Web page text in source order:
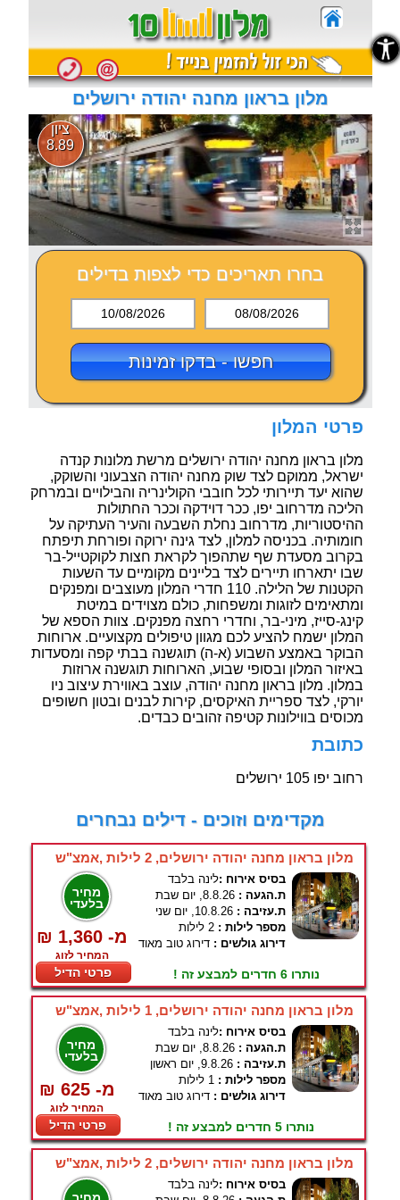
מלון בראון מחנה יהודה ירושלים
ציון
8.89
בחרו תאריכים כדי לצפות בדילים
10/08/2026 08/08/2026
חפשו - בדקו זמינות
פרטי המלון
מלון בראון מחנה יהודה ירושלים מרשת מלונות קנדה
ישראל, ממוקם לצד שוק מחנה יהודה הצבעוני והשוקק,
שהוא יעד תיירותי לכל חובבי הקולינריה והבילויים ובמרחק
הליכה מדרחוב יפו, ככר דוידקה וככר החתולות
ההיסטוריות, מדרחוב נחלת השבעה והעיר העתיקה על
חומותיה. בכניסה למלון, לצד גינה ירוקה ופורחת תיפתח
בקרוב מסעדת שף שתהפוך לקראת חצות לקוקטייל-בר
שבו יתארחו תיירים לצד בליינים מקומיים עד השעות
הקטנות של הלילה. 110 חדרי המלון מעוצבים ומפנקים
ומתאימים לזוגות ומשפחות, כולם מצוידים במיטת
קינג-סייז, מיני-בר, וחדרי רחצה מפנקים. צוות הספא של
המלון ישמח להציע לכם מגוון טיפולים מקצועיים. ארוחות
הבוקר באמצע השבוע (א-ה) תוגשנה בבתי קפה ומסעדות
באיזור המלון ובסופי שבוע, הארוחות תוגשנה ארוזות
במלון. מלון בראון מחנה יהודה, עוצב באווירת עיצוב ניו
יורקי, לצד ספריית האיקסים, קירות לבנים ובטון חשופים
מכוסים בווילונות קטיפה זהובים כבדים.
כתובת
רחוב יפו 105 ירושלים
מקדימים וזוכים - דילים נבחרים
מלון בראון מחנה יהודה ירושלים, 2 לילות ,אמצ"ש
מחיר
בלעדי
₪ 1,360 -מ
המחיר לזוג
פרטי הדיל
בסיס אירוח :לינה בלבד
ת.הגעה : 8.8.26, יום שבת
ת.עזיבה : 10.8.26, יום שני
מספר לילות : 2 לילות
דירוג גולשים : דירוג טוב מאוד
נותרו 6 חדרים למבצע זה !
מלון בראון מחנה יהודה ירושלים, 1 לילות ,אמצ"ש
מחיר
בלעדי
₪ 625 -מ
המחיר לזוג
פרטי הדיל
בסיס אירוח :לינה בלבד
ת.הגעה : 8.8.26, יום שבת
ת.עזיבה : 9.8.26, יום ראשון
מספר לילות : 1 לילות
דירוג גולשים : דירוג טוב מאוד
נותרו 5 חדרים למבצע זה !
מלון בראון מחנה יהודה ירושלים, 2 לילות ,אמצ"ש
בסיס אירוח :לינה בלבד
נגישות
נגישות